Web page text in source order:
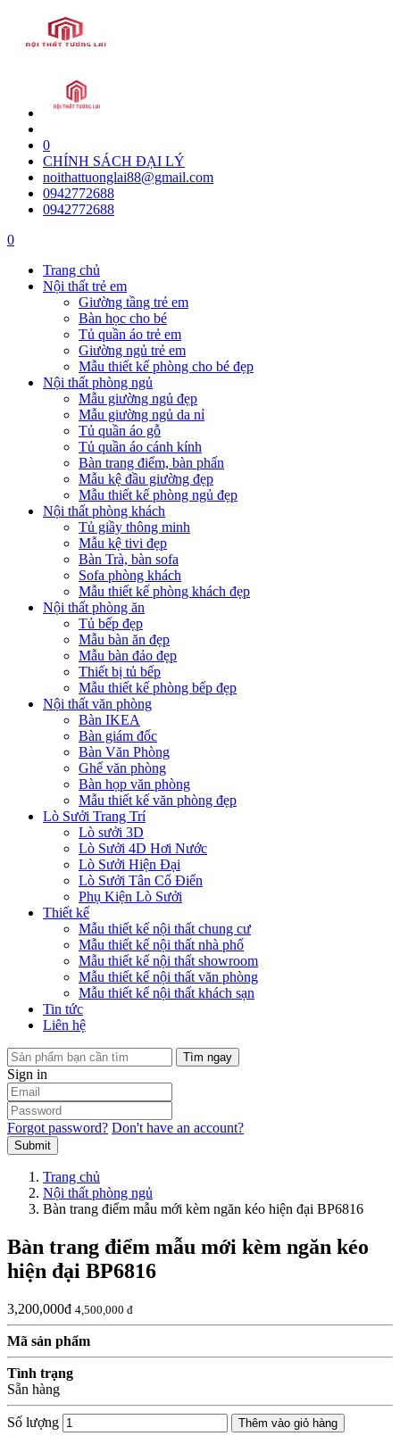
0
CHÍNH SÁCH ĐẠI LÝ
noithattuonglai88@gmail.com
0942772688
0942772688
0
Trang chủ
Nội thất trẻ em
Giường tầng trẻ em
Bàn học cho bé
Tủ quần áo trẻ em
Giường ngủ trẻ em
Mẫu thiết kế phòng cho bé đẹp
Nội thất phòng ngủ
Mẫu giường ngủ đẹp
Mẫu giường ngủ da nỉ
Tủ quần áo gỗ
Tủ quần áo cánh kính
Bàn trang điểm, bàn phấn
Mẫu kệ đầu giường đẹp
Mẫu thiết kế phòng ngủ đẹp
Nội thất phòng khách
Tủ giầy thông minh
Mẫu kệ tivi đẹp
Bàn Trà, bàn sofa
Sofa phòng khách
Mẫu thiết kế phòng khách đẹp
Nội thất phòng ăn
Tủ bếp đẹp
Mẫu bàn ăn đẹp
Mẫu bàn đảo đẹp
Thiết bị tủ bếp
Mẫu thiết kế phòng bếp đẹp
Nội thất văn phòng
Bàn IKEA
Bàn giám đốc
Bàn Văn Phòng
Ghế văn phòng
Bàn họp văn phòng
Mẫu thiết kế văn phòng đẹp
Lò Sưởi Trang Trí
Lò sưởi 3D
Lò Sưởi 4D Hơi Nước
Lò Sưởi Hiện Đại
Lò Sưởi Tân Cổ Điển
Phụ Kiện Lò Sưởi
Thiết kế
Mẫu thiết kế nội thất chung cư
Mẫu thiết kế nội thất nhà phố
Mẫu thiết kế nội thất showroom
Mẫu thiết kế nội thất văn phòng
Mẫu thiết kế nội thất khách sạn
Tin tức
Liên hệ
Tìm ngay
Sign in
Forgot password? Don't have an account?
Submit
Trang chủ
Nội thất phòng ngủ
Bàn trang điểm mẫu mới kèm ngăn kéo hiện đại BP6816
Bàn trang điểm mẫu mới kèm ngăn kéo
hiện đại BP6816
3,200,000đ 4,500,000 đ
Mã sản phẩm
Tình trạng
Sẵn hàng
Số lượng Thêm vào giỏ hàng